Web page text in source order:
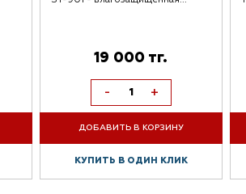
19 000 тг.
- +
ДОБАВИТЬ В КОРЗИНУ
КУПИТЬ В ОДИН КЛИК